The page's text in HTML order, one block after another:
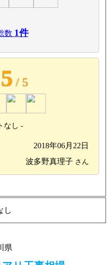
数 1件
5 / 5
なし -
2018年06月22日
波多野真理子 さん
し
県